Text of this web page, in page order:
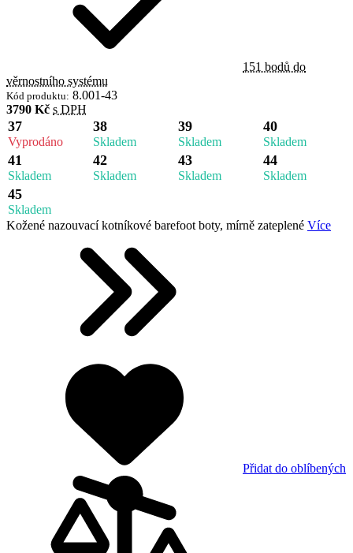
151 bodů do
věrnostního systému
Kód produktu: 8.001-43
3790 Kč s DPH
37
Vyprodáno
38
Skladem
39
Skladem
40
Skladem
41
Skladem
42
Skladem
43
Skladem
44
Skladem
45
Skladem
Kožené nazouvací kotníkové barefoot boty, mírně zateplené Více
Přidat do oblíbených